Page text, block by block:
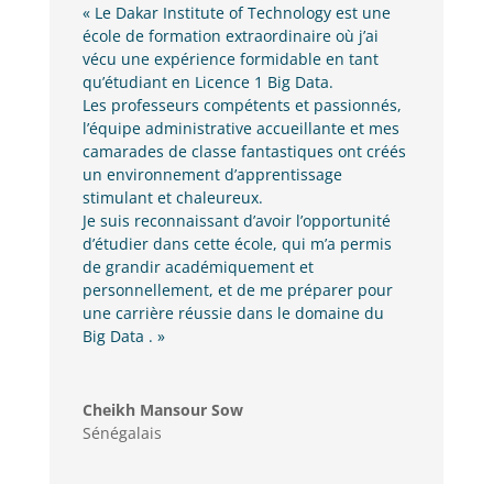
« Le Dakar Institute of Technology est une
école de formation extraordinaire où j’ai
vécu une expérience formidable en tant
qu’étudiant en Licence 1 Big Data.
Les professeurs compétents et passionnés,
l’équipe administrative accueillante et mes
camarades de classe fantastiques ont créés
un environnement d’apprentissage
stimulant et chaleureux.
Je suis reconnaissant d’avoir l’opportunité
d’étudier dans cette école, qui m’a permis
de grandir académiquement et
personnellement, et de me préparer pour
une carrière réussie dans le domaine du
Big Data . »
Cheikh Mansour Sow
Sénégalais